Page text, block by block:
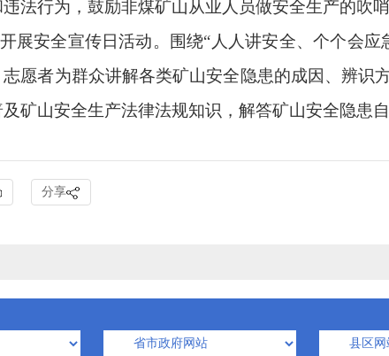
违法行为，鼓励非煤矿山从业人员做安全生产的吹哨
展安全宣传日活动。围绕“人人讲安全、个个会
愿者为群众讲解各类矿山安全隐患的成因、辨识
矿山安全生产法律法规知识，解答矿山安全隐患
分享